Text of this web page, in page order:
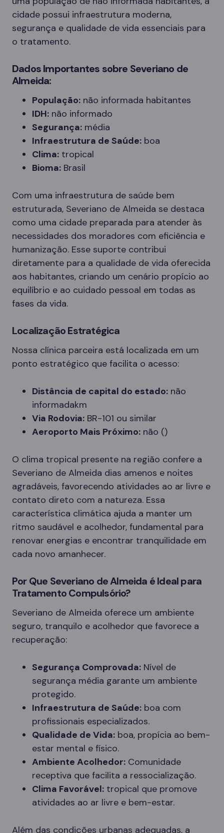
cidade possui infraestrutura moderna,
segurança e qualidade de vida essenciais para
o tratamento.
Dados Importantes sobre Severiano de
Almeida:
População: não informada habitantes
IDH: não informado
Segurança: média
Infraestrutura de Saúde: boa
Clima: tropical
Bioma: Brasil
Com uma infraestrutura de saúde bem
estruturada, Severiano de Almeida se destaca
como uma cidade preparada para atender às
necessidades dos moradores com eficiência e
humanização. Esse suporte contribui
diretamente para a qualidade de vida oferecida
aos habitantes, criando um cenário propício ao
equilíbrio e ao cuidado pessoal em todas as
fases da vida.
Localização Estratégica
Nossa clínica parceira está localizada em um
ponto estratégico que facilita o acesso:
Distância de capital do estado: não
informadakm
Via Rodovia: BR-101 ou similar
Aeroporto Mais Próximo: não ()
O clima tropical presente na região confere a
Severiano de Almeida dias amenos e noites
agradáveis, favorecendo atividades ao ar livre e
contato direto com a natureza. Essa
característica climática ajuda a manter um
ritmo saudável e acolhedor, fundamental para
renovar energias e encontrar tranquilidade em
cada novo amanhecer.
Por Que Severiano de Almeida é Ideal para
Tratamento Compulsório?
Severiano de Almeida oferece um ambiente
seguro, tranquilo e acolhedor que favorece a
recuperação:
Segurança Comprovada: Nível de
segurança média garante um ambiente
protegido.
Infraestrutura de Saúde: boa com
profissionais especializados.
Qualidade de Vida: boa, propícia ao bem-
estar mental e físico.
Ambiente Acolhedor: Comunidade
receptiva que facilita a ressocialização.
Clima Favorável: tropical que promove
atividades ao ar livre e bem-estar.
Além das condições urbanas adequadas, a